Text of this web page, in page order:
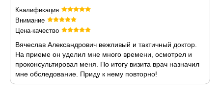
Квалификация
Внимание
Цена-качество
Вячеслав Александрович вежливый и тактичный доктор.
На приеме он уделил мне много времени, осмотрел и
проконсультировал меня. По итогу визита врач назначил
мне обследование. Приду к нему повторно!